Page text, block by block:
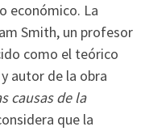
económico. La
Smith, un profesor
como el teórico
autor de la obra
causas de la
que la